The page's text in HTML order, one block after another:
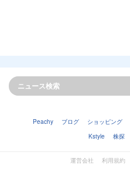
Peachy ブログ ショッピング
Kstyle
株探
運営会社 利用規約